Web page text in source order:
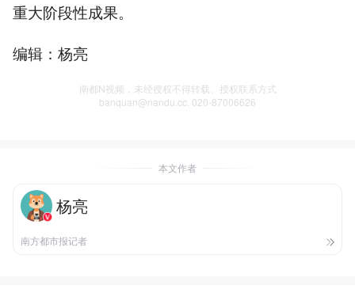
重大阶段性成果。
编辑：杨亮
南都N视频，未经授权不得转载、授权联系方式
banquan@nandu.cc. 020-87006626
本文作者
杨亮
南方都市报记者